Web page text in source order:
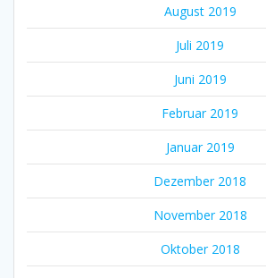
August 2019
Juli 2019
Juni 2019
Februar 2019
Januar 2019
Dezember 2018
November 2018
Oktober 2018